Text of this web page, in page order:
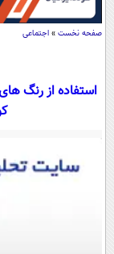
صفحه نخست » اجتماعی
استفاده از رنگ